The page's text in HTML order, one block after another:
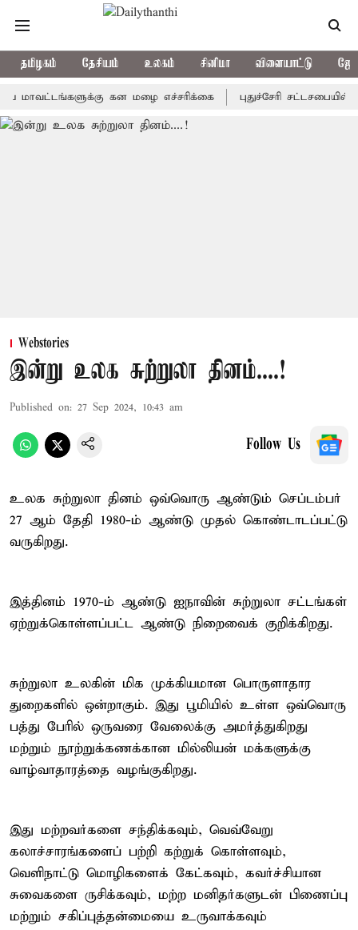
தமிழகம் தேசியம் உலகம் சினிமா விளையாட்டு
கன மழை எச்சரிக்கை புதுச்சேரி சட்டசபையில்
Webstories
இன்று உலக சுற்றுலா தினம்....!
Published on: 27 Sep 2024, 10:43 am
Follow Us
உலக சுற்றுலா தினம் ஒவ்வொரு ஆண்டும் செப்டம்பர்
27 ஆம் தேதி 1980-ம் ஆண்டு முதல் கொண்டாடப்பட்டு
வருகிறது.
இத்தினம் 1970-ம் ஆண்டு ஐநாவின் சுற்றுலா சட்டங்கள்
ஏற்றுக்கொள்ளப்பட்ட ஆண்டு நிறைவைக் குறிக்கிறது.
சுற்றுலா உலகின் மிக முக்கியமான பொருளாதார
துறைகளில் ஒன்றாகும். இது பூமியில் உள்ள ஒவ்வொரு
பத்து பேரில் ஒருவரை வேலைக்கு அமர்த்துகிறது
மற்றும் நூற்றுக்கணக்கான மில்லியன் மக்களுக்கு
வாழ்வாதாரத்தை வழங்குகிறது.
இது மற்றவர்களை சந்திக்கவும், வெவ்வேறு
கலாச்சாரங்களைப் பற்றி கற்றுக் கொள்ளவும்,
வெளிநாட்டு மொழிகளைக் கேட்கவும், கவர்ச்சியான
சுவைகளை ருசிக்கவும், மற்ற மனிதர்களுடன் பிணைப்பு
மற்றும் சகிப்புத்தன்மையை உருவாக்கவும்